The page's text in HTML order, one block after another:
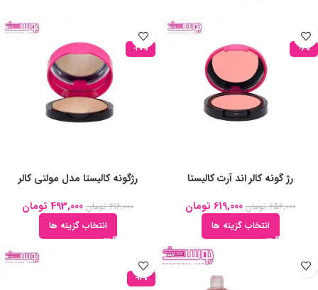
-6%
رژ گونه کالر اند آرت کالیستا
656,000 تومان 619,000 تومان
انتخاب گزینه ها
-20%
رژگونه کالیستا مدل مولتی کالر
616,000 تومان 493,000 تومان
انتخاب گزینه ها
-11%